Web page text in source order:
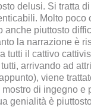
delusi. Si tratta
Molto poco
anche piuttosto
la narrazione è
tutti il cattivo
arrivando ad
viene
di ingegno e
genialità è